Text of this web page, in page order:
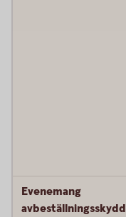
Evenemang
avbeställningsskydd